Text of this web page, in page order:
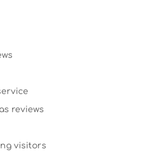
reviews
visitors